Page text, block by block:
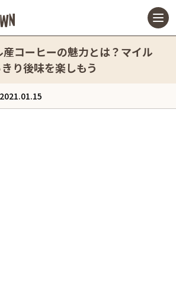
コーヒーの魅力とは？マイル
り後味を楽しもう
2021.01.15